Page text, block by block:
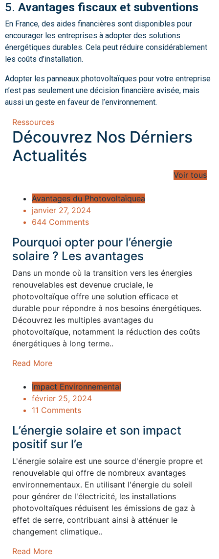
Ressources
Découvrez Nos Dérniers
Actualités
Voir tous
Avantages du Photovoltaïquea
janvier 27, 2024
644 Comments
Pourquoi opter pour l’énergie
solaire ? Les avantages
Dans un monde où la transition vers les énergies
renouvelables est devenue cruciale, le
photovoltaïque offre une solution efficace et
durable pour répondre à nos besoins énergétiques.
Découvrez les multiples avantages du
photovoltaïque, notamment la réduction des coûts
énergétiques à long terme..
Read More
Impact Environnemental
février 25, 2024
11 Comments
L’énergie solaire et son impact
positif sur l’e
L'énergie solaire est une source d'énergie propre et
renouvelable qui offre de nombreux avantages
environnementaux. En utilisant l'énergie du soleil
pour générer de l'électricité, les installations
photovoltaïques réduisent les émissions de gaz à
effet de serre, contribuant ainsi à atténuer le
changement climatique..
Read More
5. Avantages fiscaux et subventions
En France, des aides financières sont disponibles pour
encourager les entreprises à adopter des solutions
énergétiques durables. Cela peut réduire considérablement
les coûts d’installation.
Adopter les panneaux photovoltaïques pour votre entreprise
n’est pas seulement une décision financière avisée, mais
aussi un geste en faveur de l’environnement.